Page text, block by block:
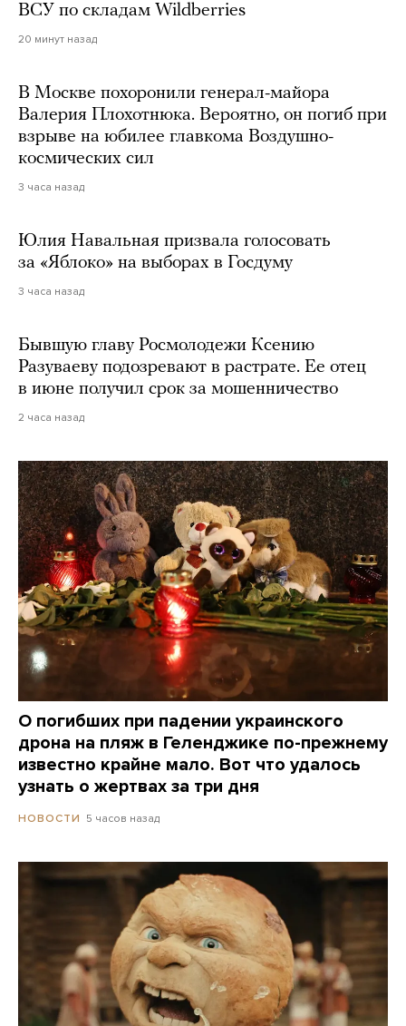
ВСУ по складам Wildberries
20 минут назад
В Москве похоронили генерал-майора
Валерия Плохотнюка. Вероятно, он погиб при
взрыве на юбилее главкома Воздушно-
космических сил
3 часа назад
Юлия Навальная призвала голосовать
за «Яблоко» на выборах в Госдуму
3 часа назад
Бывшую главу Росмолодежи Ксению
Разуваеву подозревают в растрате. Ее отец
в июне получил срок за мошенничество
2 часа назад
О погибших при падении украинского
дрона на пляж в Геленджике по-прежнему
известно крайне мало. Вот что удалось
узнать о жертвах за три дня
НОВОСТИ 5 часов назад